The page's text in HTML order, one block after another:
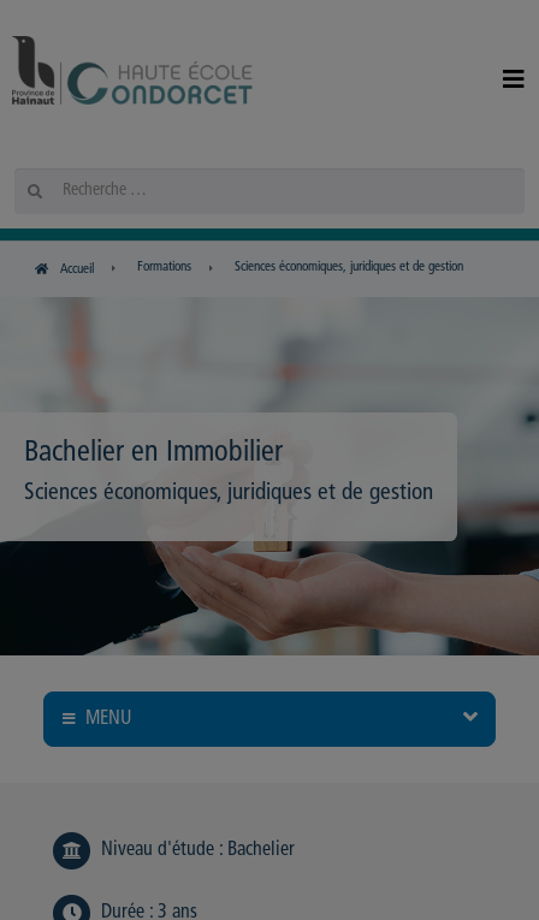
Rechercher
Accueil Formations Sciences économiques, juridiques et de gestion
Bachelier en Immobilier
Sciences économiques, juridiques et de gestion
MENU
Niveau d'étude : Bachelier
Durée : 3 ans